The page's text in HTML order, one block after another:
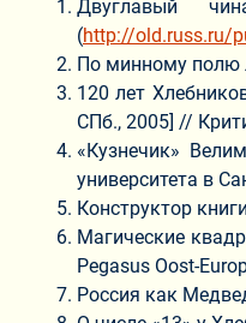
Двуглавый
(http://old.russ.ru/
По минному полю
120 лет
СПб., 2005] //
«Кузнечик»
университета в
Конструктор
Магические
Pegasus Oost-
Россия как